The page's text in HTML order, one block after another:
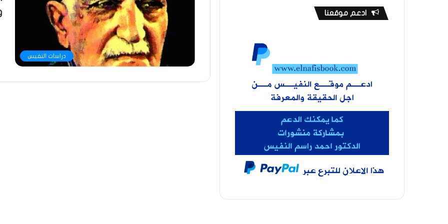
دراسات النفيس
ادعم موقعنا